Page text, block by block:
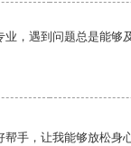
业，遇到问题总是能够
手，让我能够放松身